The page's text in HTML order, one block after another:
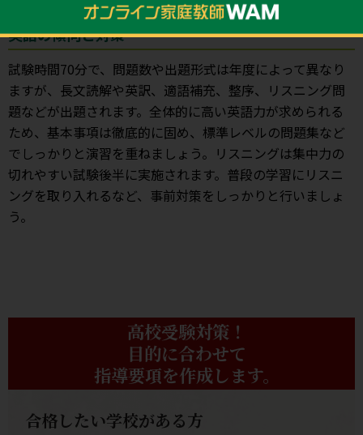
英語の傾向と対策
試験時間70分で、問題数や出題形式は年度によって異なり
ますが、長文読解や英訳、適語補充、整序、リスニング問
題などが出題されます。全体的に高い英語力が求められる
ため、基本事項は徹底的に固め、標準レベルの問題集など
でしっかりと演習を重ねましょう。リスニングは集中力の
切れやすい試験後半に実施されます。普段の学習にリスニ
ングを取り入れるなど、事前対策をしっかりと行いましょ
う。
高校受験対策！
目的に合わせて
指導要項を作成します。
合格したい学校がある方